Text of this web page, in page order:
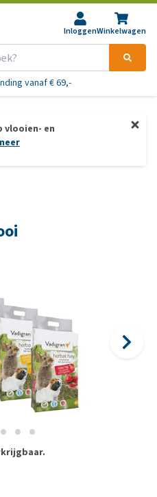
InloggenWinkelwagen
vanaf € 69,-
vlooien- en